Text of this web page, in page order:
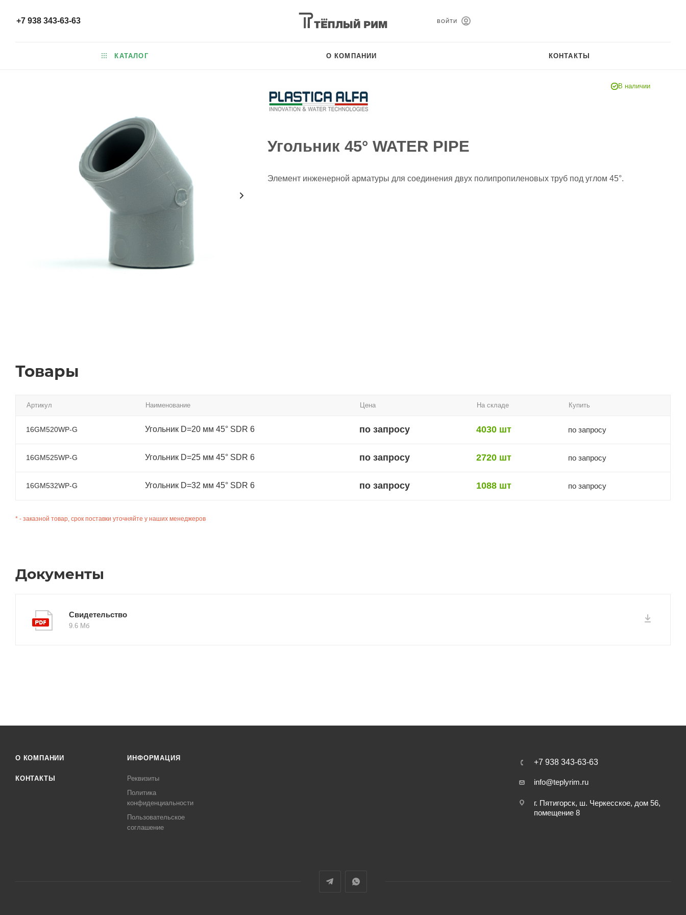
+7 938 343-63-63
КАТАЛОГ О КОМПАНИИ КОНТАКТЫ
В наличии
Угольник 45° WATER PIPE
Элемент инженерной арматуры для соединения двух полипропиленовых труб под углом 45°.
Товары
Артикул Наименование Цена На складе Купить
16GM520WP-G Угольник D=20 мм 45° SDR 6 по запросу 4030 шт по запросу
16GM525WP-G Угольник D=25 мм 45° SDR 6 по запросу 2720 шт по запросу
16GM532WP-G Угольник D=32 мм 45° SDR 6 по запросу 1088 шт по запросу
* - заказной товар, срок поставки уточняйте у наших менеджеров
Документы
Свидетельство
9.6 Мб
О КОМПАНИИ
КОНТАКТЫ
ИНФОРМАЦИЯ
Реквизиты
Политика
конфиденциальности
Пользовательское
соглашение
+7 938 343-63-63
info@teplyrim.ru
г. Пятигорск, ш. Черкесское, дом 56,
помещение 8